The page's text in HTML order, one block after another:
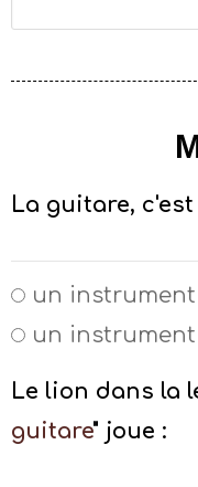
La guitare, c'est
un
un
Le lion dans la
guitare" joue :